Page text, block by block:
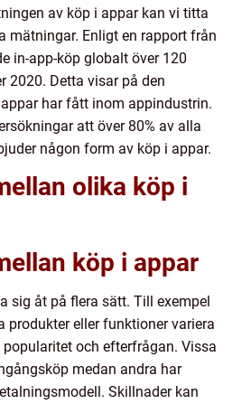
av köp i appar kan vi titta
mätningar. Enligt en rapport från
in-app-köp globalt över 120
2020. Detta visar på den
har fått inom appindustrin.
att över 80% av alla
någon form av köp i appar.
olika köp i
köp i appar
sig åt på flera sätt. Till exempel
produkter eller funktioner variera
popularitet och efterfrågan. Vissa
medan andra har
Skillnader kan